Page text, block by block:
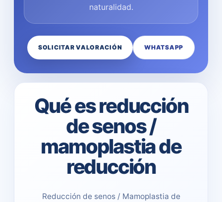
naturalidad.
SOLICITAR VALORACIÓN WHATSAPP
Qué es reducción
de senos /
mamoplastia de
reducción
Reducción de senos / Mamoplastia de